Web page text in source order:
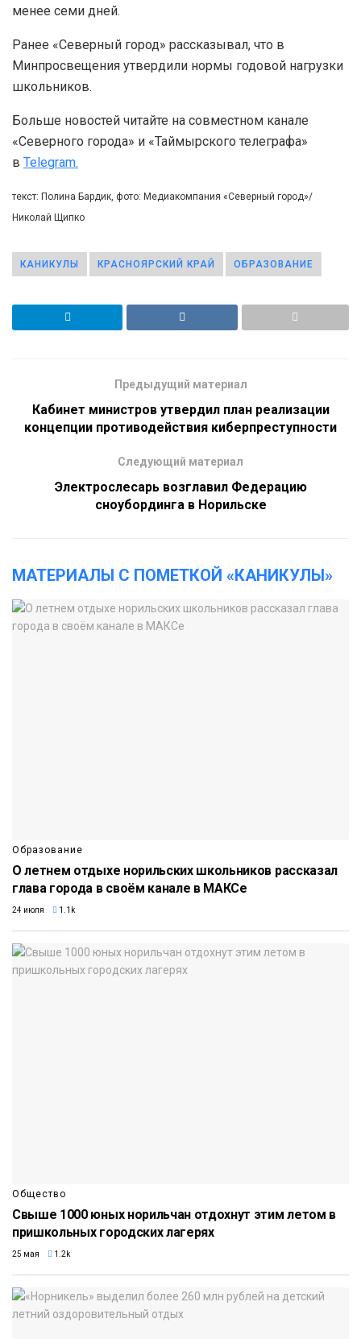
менее семи дней.
Ранее «Северный город» рассказывал, что в
Минпросвещения утвердили нормы годовой нагрузки
школьников.
Больше новостей читайте на совместном канале
«Северного города» и «Таймырского телеграфа»
в Telegram.
текст: Полина Бардик, фото: Медиакомпания «Северный город»/
Николай Щипко
КАНИКУЛЫ КРАСНОЯРСКИЙ КРАЙ ОБРАЗОВАНИЕ
Предыдущий материал
Кабинет министров утвердил план реализации
концепции противодействия киберпреступности
Следующий материал
Электрослесарь возглавил Федерацию
сноубординга в Норильске
МАТЕРИАЛЫ С ПОМЕТКОЙ «КАНИКУЛЫ»
Образование
О летнем отдыхе норильских школьников рассказал
глава города в своём канале в МАКСе
24 июля 1.1k
Общество
Свыше 1000 юных норильчан отдохнут этим летом в
пришкольных городских лагерях
25 мая 1.2k